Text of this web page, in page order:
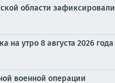
области
на утро 8 августа 2026 года
военной операции